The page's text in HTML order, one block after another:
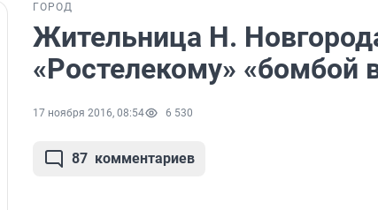
ГОРОД
Жительница Н.
«Ростелекому» «бомбой
17 ноября 2016, 08:54 6 530
87 комментариев